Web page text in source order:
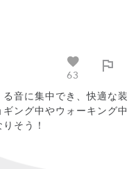
63
音に集中でき、快適な装
ング中やウォーキング中
そう！